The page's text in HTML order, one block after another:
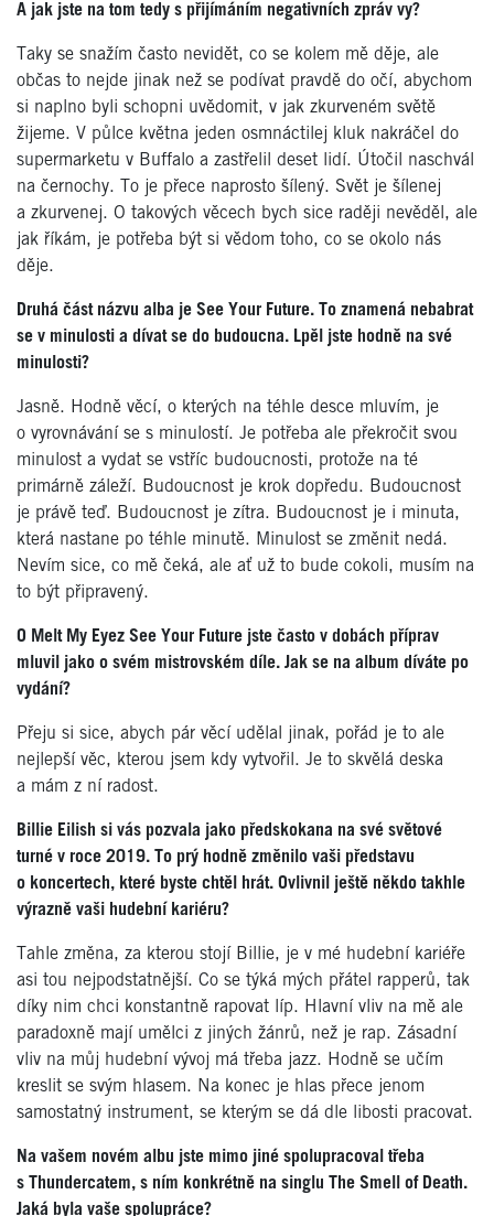
A jak jste na tom tedy s přijímáním negativních zpráv vy?
Taky se snažím často nevidět, co se kolem mě děje, ale
občas to nejde jinak než se podívat pravdě do očí, abychom
si naplno byli schopni uvědomit, v jak zkurveném světě
žijeme. V půlce května jeden osmnáctilej kluk nakráčel do
supermarketu v Buffalo a zastřelil deset lidí. Útočil naschvál
na černochy. To je přece naprosto šílený. Svět je šílenej
a zkurvenej. O takových věcech bych sice raději nevěděl, ale
jak říkám, je potřeba být si vědom toho, co se okolo nás
děje.
Druhá část názvu alba je See Your Future. To znamená nebabrat
se v minulosti a dívat se do budoucna. Lpěl jste hodně na své
minulosti?
Jasně. Hodně věcí, o kterých na téhle desce mluvím, je
o vyrovnávání se s minulostí. Je potřeba ale překročit svou
minulost a vydat se vstříc budoucnosti, protože na té
primárně záleží. Budoucnost je krok dopředu. Budoucnost
je právě teď. Budoucnost je zítra. Budoucnost je i minuta,
která nastane po téhle minutě. Minulost se změnit nedá.
Nevím sice, co mě čeká, ale ať už to bude cokoli, musím na
to být připravený.
O Melt My Eyez See Your Future jste často v dobách příprav
mluvil jako o svém mistrovském díle. Jak se na album díváte po
vydání?
Přeju si sice, abych pár věcí udělal jinak, pořád je to ale
nejlepší věc, kterou jsem kdy vytvořil. Je to skvělá deska
a mám z ní radost.
Billie Eilish si vás pozvala jako předskokana na své světové
turné v roce 2019. To prý hodně změnilo vaši představu
o koncertech, které byste chtěl hrát. Ovlivnil ještě někdo takhle
výrazně vaši hudební kariéru?
Tahle změna, za kterou stojí Billie, je v mé hudební kariéře
asi tou nejpodstatnější. Co se týká mých přátel rapperů, tak
díky nim chci konstantně rapovat líp. Hlavní vliv na mě ale
paradoxně mají umělci z jiných žánrů, než je rap. Zásadní
vliv na můj hudební vývoj má třeba jazz. Hodně se učím
kreslit se svým hlasem. Na konec je hlas přece jenom
samostatný instrument, se kterým se dá dle libosti pracovat.
Na vašem novém albu jste mimo jiné spolupracoval třeba
s Thundercatem, s ním konkrétně na singlu The Smell of Death.
Jaká byla vaše spolupráce?